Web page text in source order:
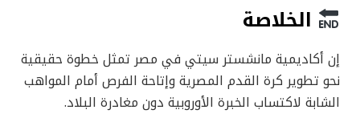
الخلاصة
إن أكاديمية مانشستر سيتي في مصر تمثل خطوة حقيقية
نحو تطوير كرة القدم المصرية وإتاحة الفرص أمام المواهب
الشابة لاكتساب الخبرة الأوروبية دون مغادرة البلاد.